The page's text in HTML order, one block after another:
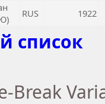
RUS 1922
список
Break